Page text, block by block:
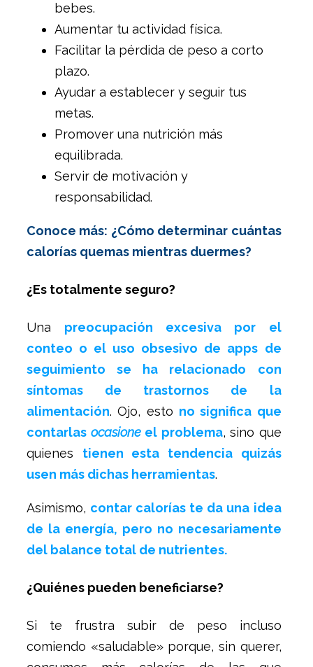
bebes.
Aumentar tu actividad física.
Facilitar la pérdida de peso a corto
plazo.
Ayudar a establecer y seguir tus
metas.
Promover una nutrición más
equilibrada.
Servir de motivación y
responsabilidad.
Conoce más: ¿Cómo determinar cuántas
calorías quemas mientras duermes?
¿Es totalmente seguro?
Una preocupación excesiva por el
conteo o el uso obsesivo de apps de
seguimiento se ha relacionado con
síntomas de trastornos de la
alimentación. Ojo, esto no significa que
contarlas ocasioneel problema, sino que
quienes tienen esta tendencia quizás
usen más dichas herramientas.
Asimismo, contar calorías te da una idea
de la energía, pero no necesariamente
del balance total de nutrientes.
¿Quiénes pueden beneficiarse?
Si te frustra subir de peso incluso
comiendo «saludable» porque, sin querer,